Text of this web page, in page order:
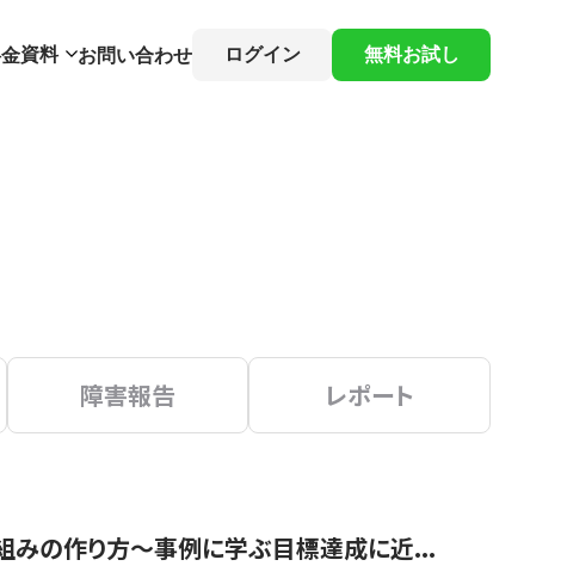
資料 お問い合わせ ログイン 無料お試し
障害報告 レポート
組みの作り方〜事例に学ぶ目標達成に近...